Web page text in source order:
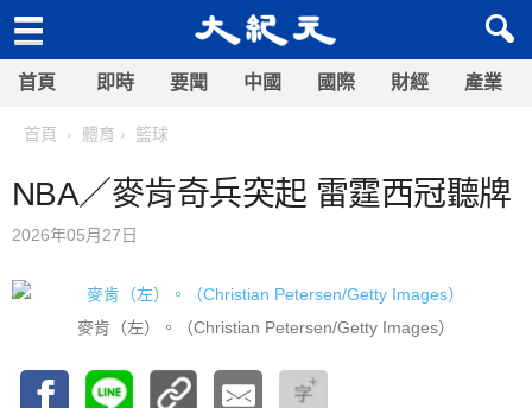
首頁 即時 要聞 中國 國際 財經 產業
首頁 體育 籃球
NBA／麥肯奇兵突起 雷霆西冠聽牌
2026年05月27日
麥肯（左）。（Christian Petersen/Getty Images）